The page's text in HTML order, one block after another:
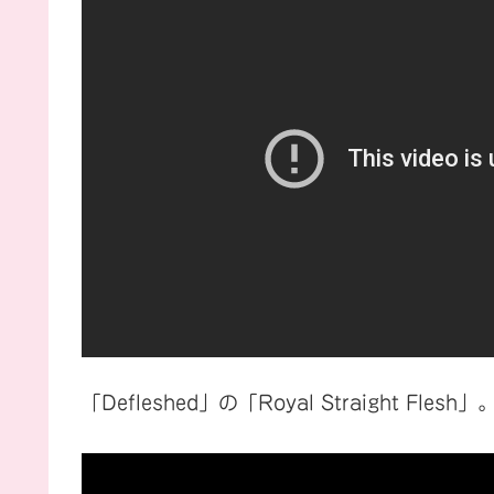
「Defleshed」の「Royal Straight Flesh」